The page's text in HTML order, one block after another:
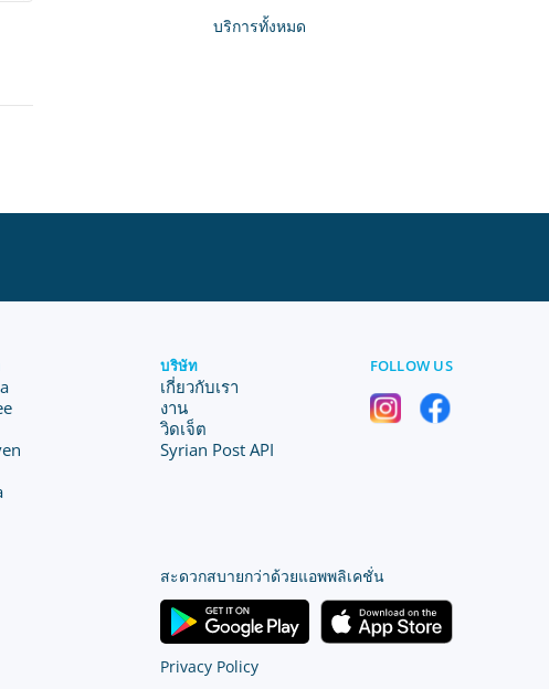
บริการทั้งหมด
บริษัท
เกี่ยวกับเรา
งาน
วิดเจ็ต
Syrian Post API
FOLLOW US
สะดวกสบายกว่าด้วยแอพพลิเคชั่น
Privacy Policy